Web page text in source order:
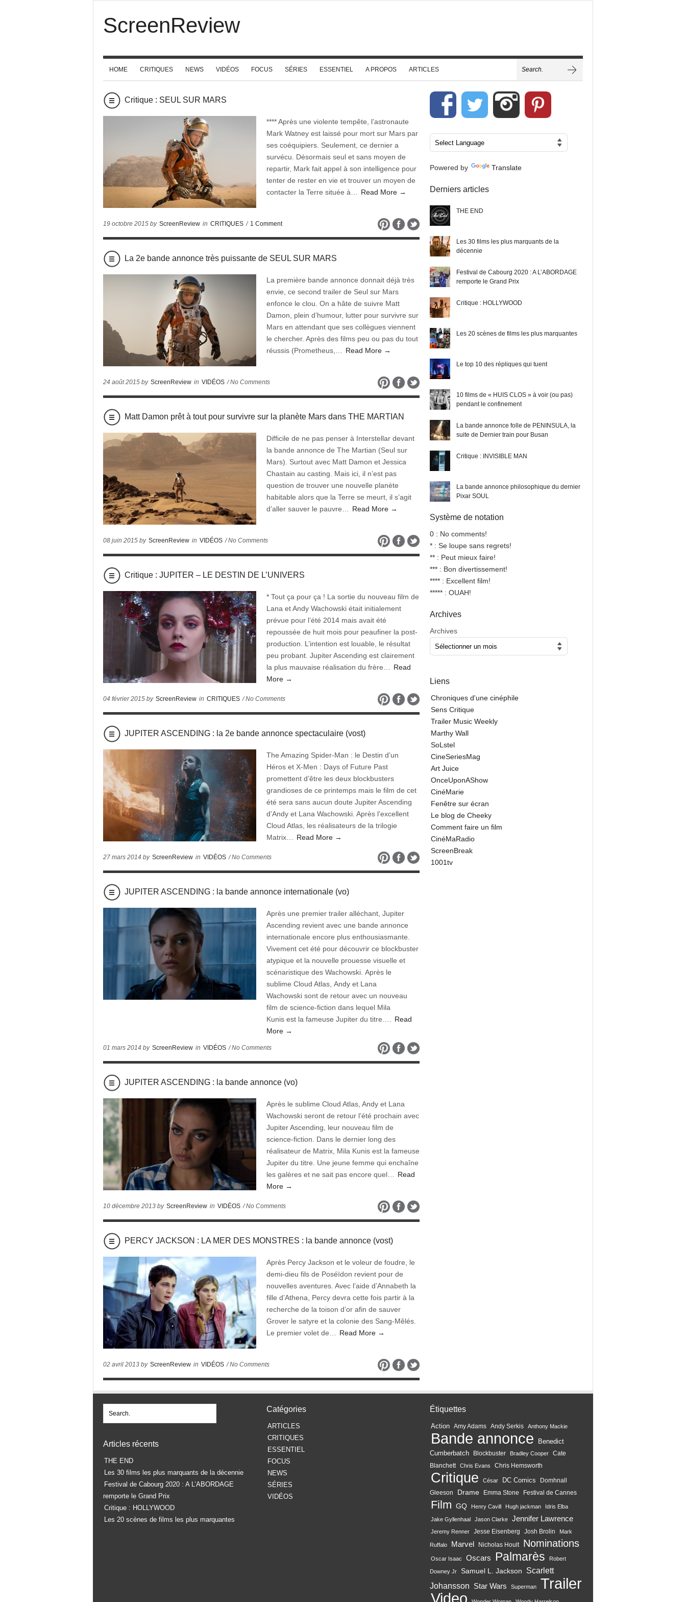
ScreenReview
HOME CRITIQUES NEWS VIDÉOS FOCUS SÉRIES ESSENTIEL A PROPOS ARTICLES
Critique : SEUL SUR MARS
**** Après une violente tempête, l’astronaute
Mark Watney est laissé pour mort sur Mars par
ses coéquipiers. Seulement, ce dernier a
survécu. Désormais seul et sans moyen de
repartir, Mark fait appel à son intelligence pour
tenter de rester en vie et trouver un moyen de
contacter la Terre située à…
Read More →
19 octobre 2015 by ScreenReview in CRITIQUES / 1 Comment
La 2e bande annonce très puissante de SEUL SUR MARS
La première bande annonce donnait déjà très
envie, ce second trailer de Seul sur Mars
enfonce le clou. On a hâte de suivre Matt
Damon, plein d’humour, lutter pour survivre sur
Mars en attendant que ses collègues viennent
le chercher. Après des films peu ou pas du tout
réussis (Prometheus,…
Read More →
24 août 2015 by ScreenReview in VIDÉOS / No Comments
Matt Damon prêt à tout pour survivre sur la planète Mars dans THE MARTIAN
Difficile de ne pas penser à Interstellar devant
la bande annonce de The Martian (Seul sur
Mars). Surtout avec Matt Damon et Jessica
Chastain au casting. Mais ici, il n’est pas
question de trouver une nouvelle planète
habitable alors que la Terre se meurt, il s’agit
d’aller sauver le pauvre…
Read More →
08 juin 2015 by ScreenReview in VIDÉOS / No Comments
Critique : JUPITER – LE DESTIN DE L’UNIVERS
* Tout ça pour ça ! La sortie du nouveau film de
Lana et Andy Wachowski était initialement
prévue pour l’été 2014 mais avait été
repoussée de huit mois pour peaufiner la post-
production. L’intention est louable, le résultat
peu probant. Jupiter Ascending est clairement
la plus mauvaise réalisation du frère…
Read
More →
04 février 2015 by ScreenReview in CRITIQUES / No Comments
JUPITER ASCENDING : la 2e bande annonce spectaculaire (vost)
The Amazing Spider-Man : le Destin d’un
Héros et X-Men : Days of Future Past
promettent d’être les deux blockbusters
grandioses de ce printemps mais le film de cet
été sera sans aucun doute Jupiter Ascending
d’Andy et Lana Wachowski. Après l’excellent
Cloud Atlas, les réalisateurs de la trilogie
Matrix…
Read More →
27 mars 2014 by ScreenReview in VIDÉOS / No Comments
JUPITER ASCENDING : la bande annonce internationale (vo)
Après une premier trailer alléchant, Jupiter
Ascending revient avec une bande annonce
internationale encore plus enthousiasmante.
Vivement cet été pour découvrir ce blockbuster
atypique et la nouvelle prouesse visuelle et
scénaristique des Wachowski. Après le
sublime Cloud Atlas, Andy et Lana
Wachowski sont de retour avec un nouveau
film de science-fiction dans lequel Mila
Kunis est la fameuse Jupiter du titre….
Read
More →
01 mars 2014 by ScreenReview in VIDÉOS / No Comments
JUPITER ASCENDING : la bande annonce (vo)
Après le sublime Cloud Atlas, Andy et Lana
Wachowski seront de retour l’été prochain avec
Jupiter Ascending, leur nouveau film de
science-fiction. Dans le dernier long des
réalisateur de Matrix, Mila Kunis est la fameuse
Jupiter du titre. Une jeune femme qui enchaîne
les galères et ne sait pas encore quel…
Read
More →
10 décembre 2013 by ScreenReview in VIDÉOS / No Comments
PERCY JACKSON : LA MER DES MONSTRES : la bande annonce (vost)
Après Percy Jackson et le voleur de foudre, le
demi-dieu fils de Poséïdon revient pour de
nouvelles aventures. Avec l’aide d’Annabeth la
fille d’Athena, Percy devra cette fois partir à la
recherche de la toison d’or afin de sauver
Grover le satyre et la colonie des Sang-Mêlés.
Le premier volet de…
Read More →
02 avril 2013 by ScreenReview in VIDÉOS / No Comments
Powered by Translate
Derniers articles
THE END
Les 30 films les plus marquants de la
décennie
Festival de Cabourg 2020 : A L’ABORDAGE
remporte le Grand Prix
Critique : HOLLYWOOD
Les 20 scènes de films les plus marquantes
Le top 10 des répliques qui tuent
10 films de « HUIS CLOS » à voir (ou pas)
pendant le confinement
La bande annonce folle de PENINSULA, la
suite de Dernier train pour Busan
Critique : INVISIBLE MAN
La bande annonce philosophique du dernier
Pixar SOUL
Système de notation
0 : No comments!
* : Se loupe sans regrets!
** : Peut mieux faire!
*** : Bon divertissement!
**** : Excellent film!
***** : OUAH!
Archives
Archives
Liens
Chroniques d'une cinéphile
Sens Critique
Trailer Music Weekly
Marthy Wall
SoLstel
CineSeriesMag
Art Juice
OnceUponAShow
CinéMarie
Fenêtre sur écran
Le blog de Cheeky
Comment faire un film
CinéMaRadio
ScreenBreak
1001tv
Articles récents
THE END
Les 30 films les plus marquants de la décennie
Festival de Cabourg 2020 : A L’ABORDAGE
remporte le Grand Prix
Critique : HOLLYWOOD
Les 20 scènes de films les plus marquantes
Catégories
ARTICLES
CRITIQUES
ESSENTIEL
FOCUS
NEWS
SÉRIES
VIDÉOS
Étiquettes
Action Amy Adams Andy Serkis Anthony Mackie
Bande annonce
Benedict
Cumberbatch
Blockbuster Bradley Cooper
Cate
Blanchett
Chris Evans Chris Hemsworth
Critique César DC Comics
Domhnall
Gleeson
Drame Emma Stone Festival de Cannes
Film GQ Henry Cavill Hugh jackman Idris Elba
Jake Gyllenhaal Jason Clarke Jennifer Lawrence
Jeremy Renner Jesse Eisenberg Josh Brolin Mark
Ruffalo Marvel Nicholas Hoult Nominations
Oscar Isaac Oscars Palmarès Robert
Downey Jr Samuel L. Jackson
Scarlett
Johansson
Star Wars Superman Trailer
Video